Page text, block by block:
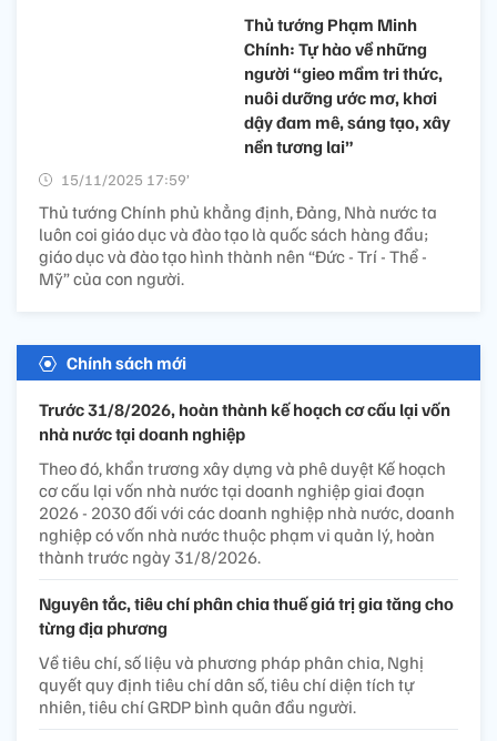
Thủ tướng Phạm Minh
Chính: Tự hào về những
người “gieo mầm tri thức,
nuôi dưỡng ước mơ, khơi
dậy đam mê, sáng tạo, xây
nền tương lai”
15/11/2025 17:59’
Thủ tướng Chính phủ khẳng định, Đảng, Nhà nước ta
luôn coi giáo dục và đào tạo là quốc sách hàng đầu;
giáo dục và đào tạo hình thành nên “Đức - Trí - Thể -
Mỹ” của con người.
Chính sách mới
Trước 31/8/2026, hoàn thành kế hoạch cơ cấu lại vốn
nhà nước tại doanh nghiệp
Theo đó, khẩn trương xây dựng và phê duyệt Kế hoạch
cơ cấu lại vốn nhà nước tại doanh nghiệp giai đoạn
2026 - 2030 đối với các doanh nghiệp nhà nước, doanh
nghiệp có vốn nhà nước thuộc phạm vi quản lý, hoàn
thành trước ngày 31/8/2026.
Nguyên tắc, tiêu chí phân chia thuế giá trị gia tăng cho
từng địa phương
Về tiêu chí, số liệu và phương pháp phân chia, Nghị
quyết quy định tiêu chí dân số, tiêu chí diện tích tự
nhiên, tiêu chí GRDP bình quân đầu người.